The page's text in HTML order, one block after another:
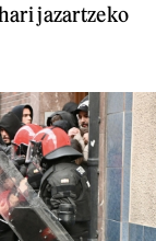
jazartzeko